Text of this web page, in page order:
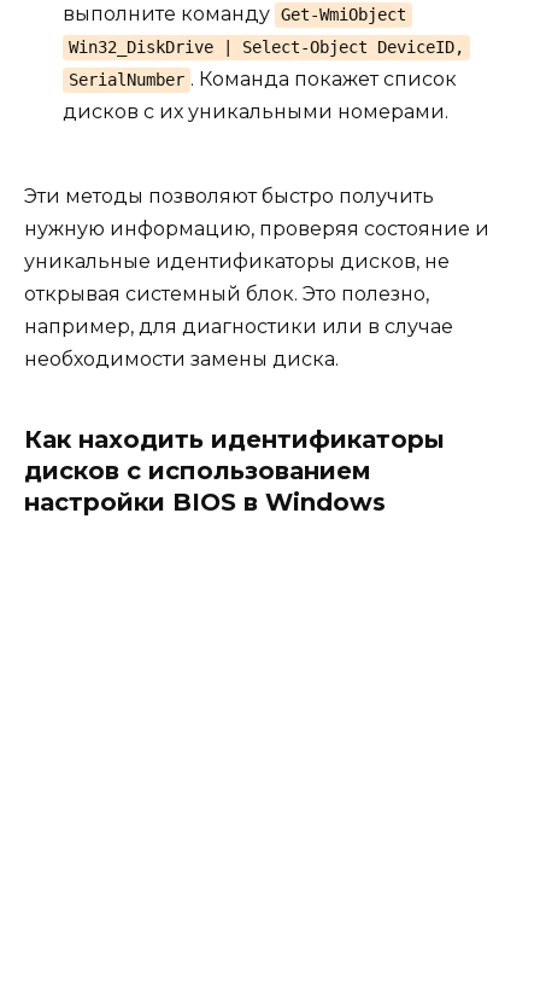
выполните команду Get-WmiObject
Win32_DiskDrive | Select-Object DeviceID,
SerialNumber . Команда покажет список
дисков с их уникальными номерами.
Эти методы позволяют быстро получить
нужную информацию, проверяя состояние и
уникальные идентификаторы дисков, не
открывая системный блок. Это полезно,
например, для диагностики или в случае
необходимости замены диска.
Как находить идентификаторы
дисков с использованием
настройки BIOS в Windows